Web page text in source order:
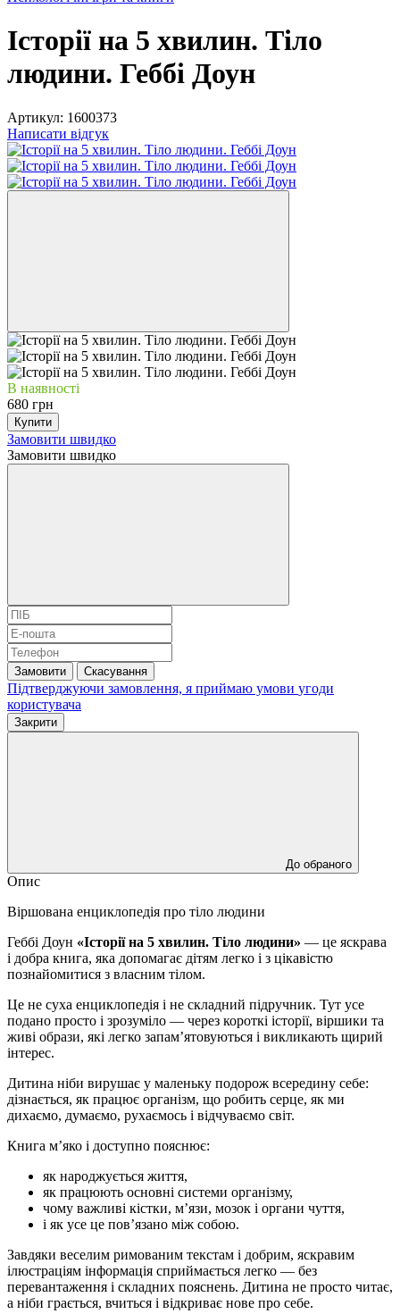
Історії на 5 хвилин. Тіло
людини. Геббі Доун
Артикул: 1600373
Написати відгук
В наявності
680 грн
Купити
Замовити швидко
Замовити швидко
Замовити Скасування
Підтверджуючи замовлення, я приймаю умови угоди
користувача
Закрити
До обраного
Опис
Віршована енциклопедія про тіло людини
Геббі Доун «Історії на 5 хвилин. Тіло людини» — це яскрава
і добра книга, яка допомагає дітям легко і з цікавістю
познайомитися з власним тілом.
Це не суха енциклопедія і не складний підручник. Тут усе
подано просто і зрозуміло — через короткі історії, віршики та
живі образи, які легко запам’ятовуються і викликають щирий
інтерес.
Дитина ніби вирушає у маленьку подорож всередину себе:
дізнається, як працює організм, що робить серце, як ми
дихаємо, думаємо, рухаємось і відчуваємо світ.
Книга м’яко і доступно пояснює:
як народжується життя,
як працюють основні системи організму,
чому важливі кістки, м’язи, мозок і органи чуття,
і як усе це пов’язано між собою.
Завдяки веселим римованим текстам і добрим, яскравим
ілюстраціям інформація сприймається легко — без
перевантаження і складних пояснень. Дитина не просто читає,
а ніби грається, вчиться і відкриває нове про себе.